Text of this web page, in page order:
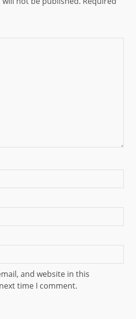
and website in this
time I comment.